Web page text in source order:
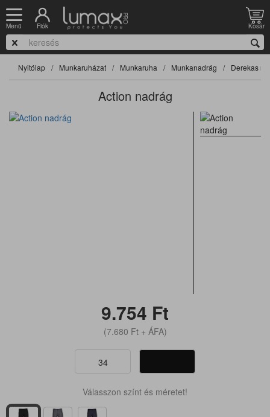
Menü Fiók Kosár
Nyitólap Munkaruházat Munkaruha Munkanadrág Derekas
Action nadrág
9.754 Ft
(7.680 Ft+ ÁFA)
34
Válasszon színt és méretet!